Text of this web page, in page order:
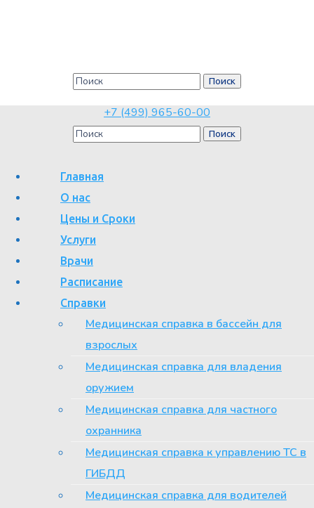
+7 (499) 965-60-00
Главная
О нас
Цены и Сроки
Услуги
Врачи
Расписание
Справки
Медицинская справка в бассейн для
взрослых
Медицинская справка для владения
оружием
Медицинская справка для частного
охранника
Медицинская справка к управлению ТС в
ГИБДД
Медицинская справка для водителей
Дорсопатии – причины, диагностика, лечение
Боли в спине различного характера и происхождения более 20
лет назад были объединены в единую группу под названием
«дорсопатии». Существуют рекомендации специалистов при
появлении регулярно появляющейся болезненности в спине
сразу обращаться к неврологу для того, чтобы избежать
серьезных осложнений.В Москве квалифицированную
неврологическую помощь можно получить в
Консультативно-диагностическом центре № 6.